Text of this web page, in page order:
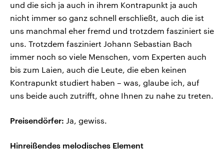
und die sich ja auch in ihrem Kontrapunkt ja auch
nicht immer so ganz schnell erschließt, auch die ist
uns manchmal eher fremd und trotzdem fasziniert sie
uns. Trotzdem fasziniert Johann Sebastian Bach
immer noch so viele Menschen, vom Experten auch
bis zum Laien, auch die Leute, die eben keinen
Kontrapunkt studiert haben – was, glaube ich, auf
uns beide auch zutrifft, ohne Ihnen zu nahe zu treten.
Preisendörfer: Ja, gewiss.
Hinreißendes melodisches Element